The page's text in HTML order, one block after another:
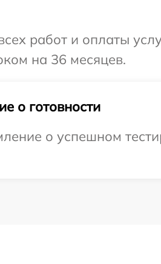
работ и оплаты
на 36 месяцев.
о готовности
о успешном